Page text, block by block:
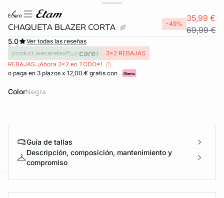
ecare
CHAQUETA BLAZER CORTA -49%
35,99 €
69,99 €
5.0
Ver todas las reseñas
product.wecaretext
3x2 REBAJAS
REBAJAS: ¡Ahora 3x2 en TODO*!
o paga en 3 plazos x 12,00 € gratis con
Color negra
Guía de tallas
Descripción, composición, mantenimiento y
compromiso